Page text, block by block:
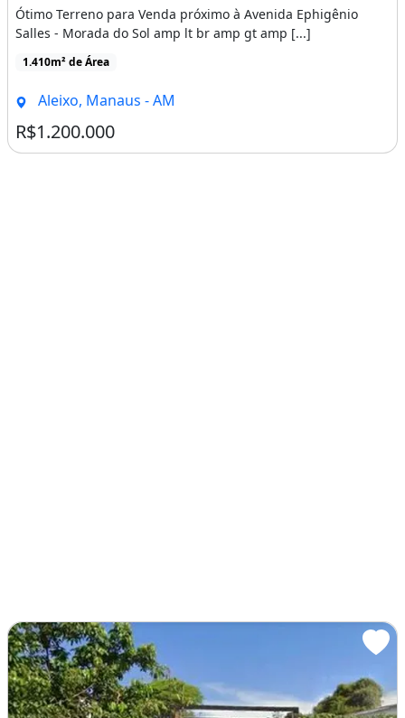
Ótimo Terreno para Venda próximo à Avenida Ephigênio
Salles - Morada do Sol amp lt br amp gt amp [...]
1.410m² de Área
Aleixo, Manaus - AM
R$1.200.000